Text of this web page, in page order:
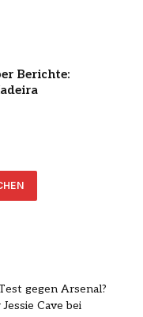
Berichte:
gegen Arsenal?
Cave bei